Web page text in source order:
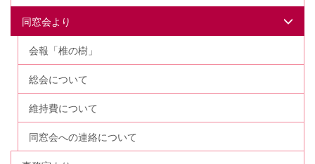
同窓会より
会報「椎の樹」
総会について
維持費について
同窓会への連絡について